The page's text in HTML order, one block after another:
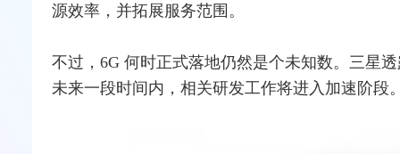
源效率，并拓展服务范围。
不过，6G 何时正式落地仍然是个未知数。三星
未来一段时间内，相关研发工作将进入加速阶段